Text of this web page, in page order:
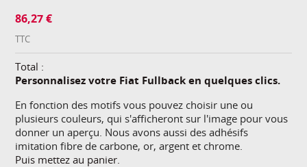
86,27 €
TTC
Total :
Personnalisez votre Fiat Fullback en quelques clics.
En fonction des motifs vous pouvez choisir une ou
plusieurs couleurs, qui s'afficheront sur l'image pour vous
donner un aperçu. Nous avons aussi des adhésifs
imitation fibre de carbone, or, argent et chrome.
Puis mettez au panier.